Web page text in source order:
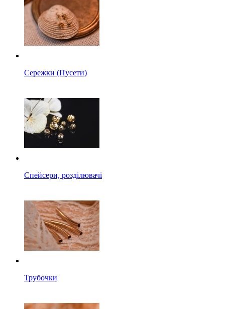
Сережки (Пусети)
Спейсери, розділювачі
Трубочки